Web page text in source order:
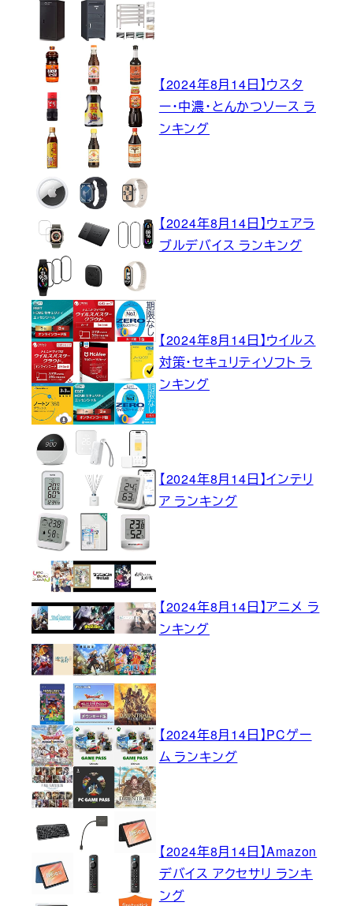
【2024年8月14日】ウスタ
ー・中濃・とんかつソース ラ
ンキング
【2024年8月14日】ウェアラ
ブルデバイス ランキング
【2024年8月14日】ウイルス
対策・セキュリティソフト ラ
ンキング
【2024年8月14日】インテリ
ア ランキング
【2024年8月14日】アニメ ラ
ンキング
【2024年8月14日】PCゲー
ム ランキング
【2024年8月14日】Amazon
デバイス アクセサリ ランキ
ング